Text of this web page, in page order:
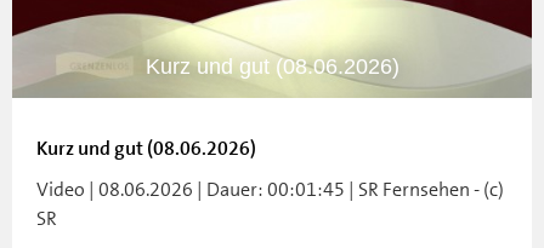
Kurz und gut (08.06.2026)
Kurz und gut (08.06.2026)
Video | 08.06.2026 | Dauer: 00:01:45 | SR Fernsehen - (c)
SR